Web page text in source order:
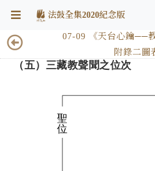
法鼓全集2020紀念版
07-09 《天台心鑰──
附錄二圖
（五）三藏教聲聞之位次